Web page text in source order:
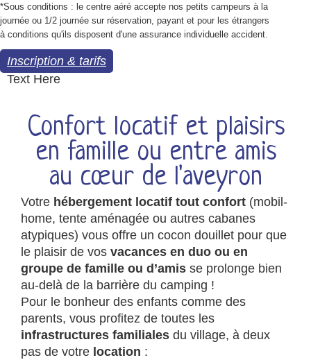
*Sous conditions : le centre aéré accepte nos petits campeurs à la
journée ou 1/2 journée sur réservation, payant et pour les étrangers
à conditions qu'ils disposent d'une assurance individuelle accident.
Inscription & tarifs
Text Here
Confort locatif et plaisirs
en famille ou entre amis
au cœur de l'aveyron
Votre hébergement locatif tout confort (mobil-
home, tente aménagée ou autres cabanes
atypiques) vous offre un cocon douillet pour que
le plaisir de vos vacances en duo ou en
groupe de famille ou d’amis se prolonge bien
au-delà de la barrière du camping !
Pour le bonheur des enfants comme des
parents, vous profitez de toutes les
infrastructures familiales du village, à deux
pas de votre location :